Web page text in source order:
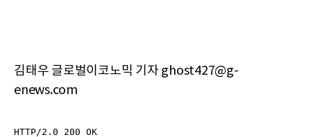
김태우 글로벌이코노믹 기자 ghost427@g-
enews.com